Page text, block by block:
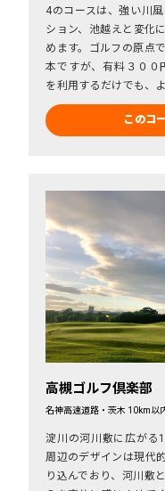
4のコースは、強い川
ション、池越えと変化
めます。ゴルフの原点
本ですが、有料３００
を利用するだけでも、
このコ
高槻ゴルフ倶楽部
名神高速道路・茨木 10km以
淀川の河川敷に広がる
周辺のデザインは現代
り込んでおり、河川敷